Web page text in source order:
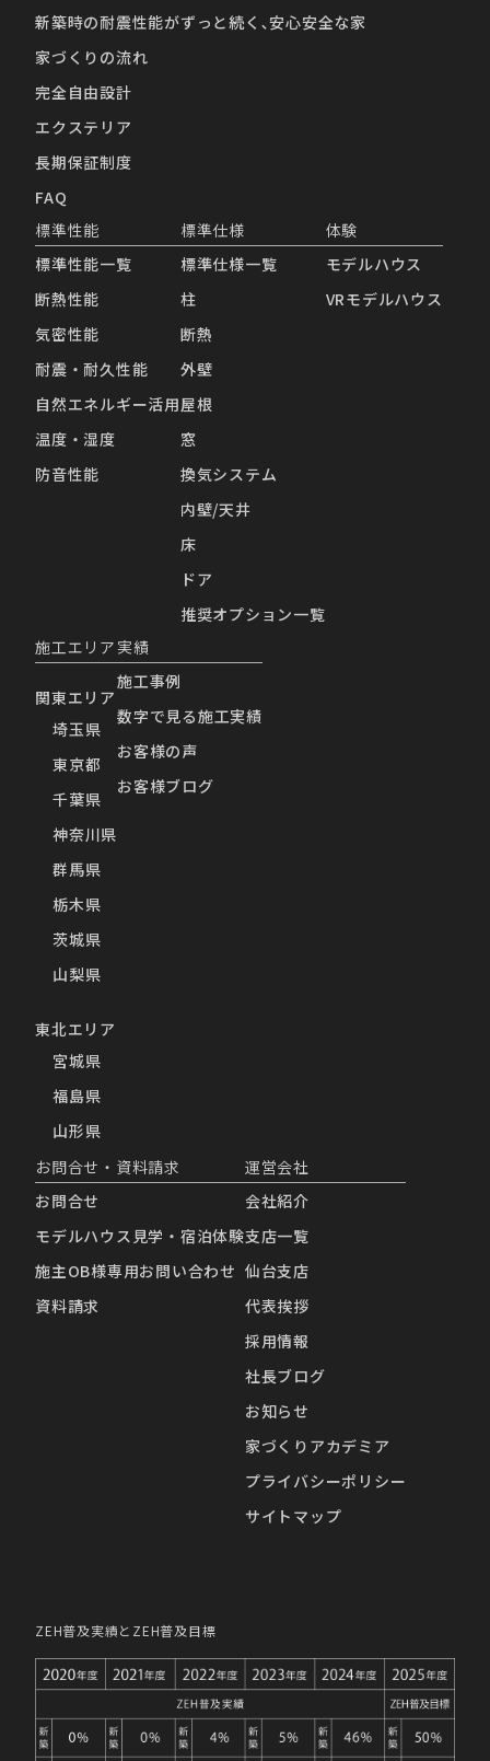
新築時の耐震性能がずっと続く､安心安全な家
家づくりの流れ
完全自由設計
エクステリア
長期保証制度
FAQ
標準性能
標準性能一覧
断熱性能
気密性能
耐震・耐久性能
自然エネルギー活用
温度・湿度
防音性能
標準仕様
標準仕様一覧
柱
断熱
外壁
屋根
窓
換気システム
内壁/天井
床
ドア
推奨オプション一覧
体験
モデルハウス
VRモデルハウス
施工エリア
関東エリア
埼玉県
東京都
千葉県
神奈川県
群馬県
栃木県
茨城県
山梨県
東北エリア
宮城県
福島県
山形県
実績
施工事例
数字で見る施工実績
お客様の声
お客様ブログ
お問合せ・資料請求
お問合せ
モデルハウス見学・宿泊体験
施主OB様専用お問い合わせ
資料請求
運営会社
会社紹介
支店一覧
仙台支店
代表挨拶
採用情報
社長ブログ
お知らせ
家づくりアカデミア
プライバシーポリシー
サイトマップ
ZEH普及実績とZEH普及目標